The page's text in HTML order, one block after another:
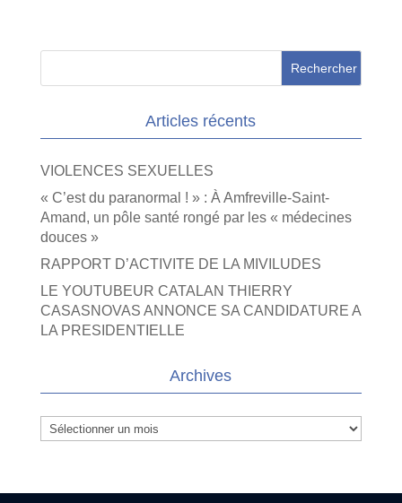
Articles récents
VIOLENCES SEXUELLES
« C’est du paranormal ! » : À Amfreville-Saint-
Amand, un pôle santé rongé par les « médecines
douces »
RAPPORT D’ACTIVITE DE LA MIVILUDES
LE YOUTUBEUR CATALAN THIERRY
CASASNOVAS ANNONCE SA CANDIDATURE A
LA PRESIDENTIELLE
Archives
Archives